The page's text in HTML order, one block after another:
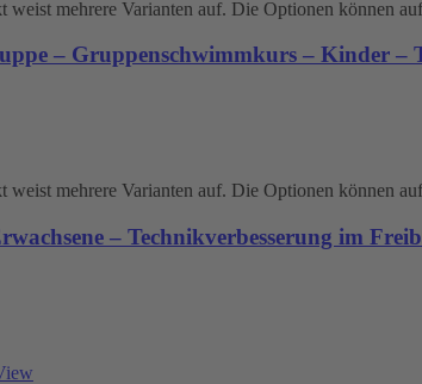
weist mehrere Varianten auf. Die Optionen können
– Gruppenschwimmkurs – Kinder –
weist mehrere Varianten auf. Die Optionen können
– Technikverbesserung im